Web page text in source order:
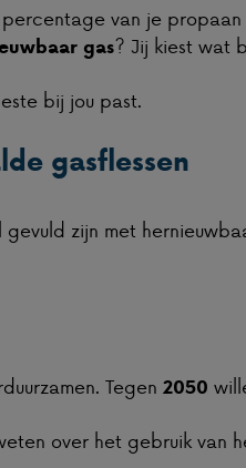
van je
gas? Jij kiest wat
bij jou past.
gasflessen
gevuld zijn met
Tegen 2050
over het gebruik van